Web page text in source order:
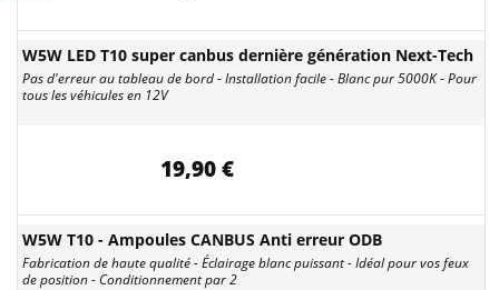
W5W LED T10 super canbus dernière génération Next-Tech
Pas d'erreur au tableau de bord - Installation facile - Blanc pur 5000K - Pour
tous les véhicules en 12V
19,90 €
W5W T10 - Ampoules CANBUS Anti erreur ODB
Fabrication de haute qualité - Éclairage blanc puissant - Idéal pour vos feux
de position - Conditionnement par 2